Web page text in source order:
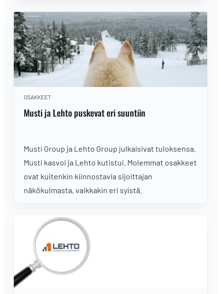
OSAKKEET
Musti ja Lehto puskevat eri suuntiin
Musti Group ja Lehto Group julkaisivat tuloksensa.
Musti kasvoi ja Lehto kutistui. Molemmat osakkeet
ovat kuitenkin kiinnostavia sijoittajan
näkökulmasta, vaikkakin eri syistä.